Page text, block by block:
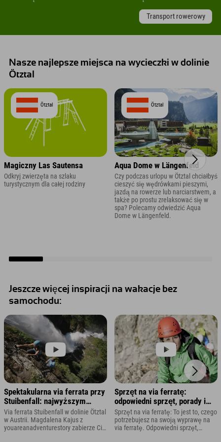
Transport rowerowy
Nasze najlepsze miejsca na wycieczki w dolinie
Ötztal
Ötztal
Magiczny Las Sautensa
Odkryj zwierzęta na szlaku
turystycznym dla całej rodziny
Ötztal
Aqua Dome w Längenfeld
Czy podczas urlopu w Ötztal chciałbyś
cieszyć się wędrówkami pieszymi,
jazdą na rowerze lub narciarstwem, a
także po prostu zrelaksować się w
spa? Polecamy odwiedzić Aqua
Dome w Längenfeld.
Jeszcze więcej inspiracji na wakacje bez
samochodu:
Spektakularna via ferrata przy
Stuibenfall: najwyższym
wodospadzie w Tyrolu
Via ferrata Stuibenfall w dolinie Ötztal
w Austrii. Magdalena Kajus z
youareanadventurestory zabierze Cię
Sprzęt na via ferratę:
odpowiedni sprzęt, porady i
triki dla początkujących
Sprzęt na via ferratę: To jest to, czego
potrzebujesz na swoją wyprawę na
via ferratę. Odpowiedni sprzęt,